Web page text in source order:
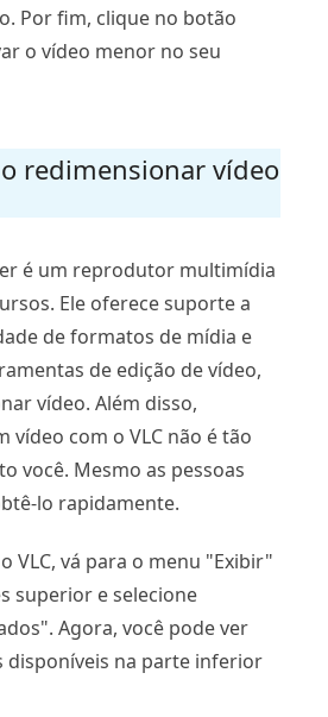
Por fim, clique no botão
o vídeo menor no seu
redimensionar vídeo
é um reprodutor multimídia
Ele oferece suporte a
de formatos de mídia e
de edição de vídeo,
vídeo. Além disso,
vídeo com o VLC não é tão
você. Mesmo as pessoas
lo rapidamente.
VLC, vá para o menu "Exibir"
superior e selecione
Agora, você pode ver
disponíveis na parte inferior